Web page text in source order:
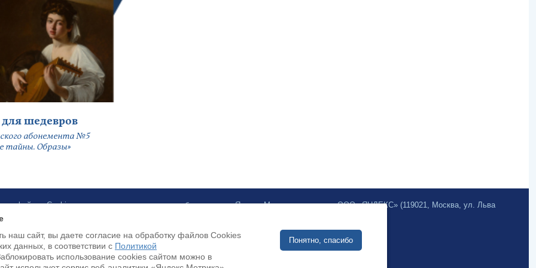
шедевров
абонемента №5
тайны. Образы»
файлов Cookies и использование сервисов веб-аналитики «Яндекс.Метрика» компании ООО «ЯНДЕКС» (119021, Москва, ул. Льва
Payment by credit cards available Site development:
наш сайт, вы даете согласие на обработку файлов Cookies
данных, в соответствии с Политикой
использование cookies сайтом можно в
Понятно, спасибо